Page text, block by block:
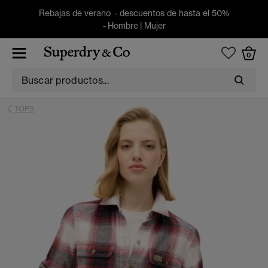
Rebajas de verano - descuentos de hasta el 50%
- Hombre| Mujer
0
TOPS